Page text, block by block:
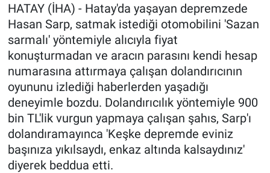
HATAY (İHA) - Hatay'da yaşayan depremzede
Hasan Sarp, satmak istediği otomobilini 'Sazan
sarmalı' yöntemiyle alıcıyla fiyat
konuşturmadan ve aracın parasını kendi hesap
numarasına attırmaya çalışan dolandırıcının
oyununu izlediği haberlerden yaşadığı
deneyimle bozdu. Dolandırıcılık yöntemiyle 900
bin TL'lik vurgun yapmaya çalışan şahıs, Sarp'ı
dolandıramayınca 'Keşke depremde eviniz
başınıza yıkılsaydı, enkaz altında kalsaydınız'
diyerek beddua etti.